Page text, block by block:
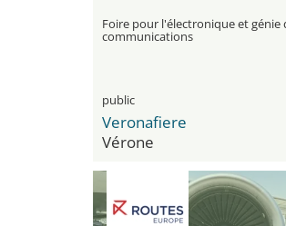
Foire pour l'électronique et génie
communications
public
Veronafiere
Vérone